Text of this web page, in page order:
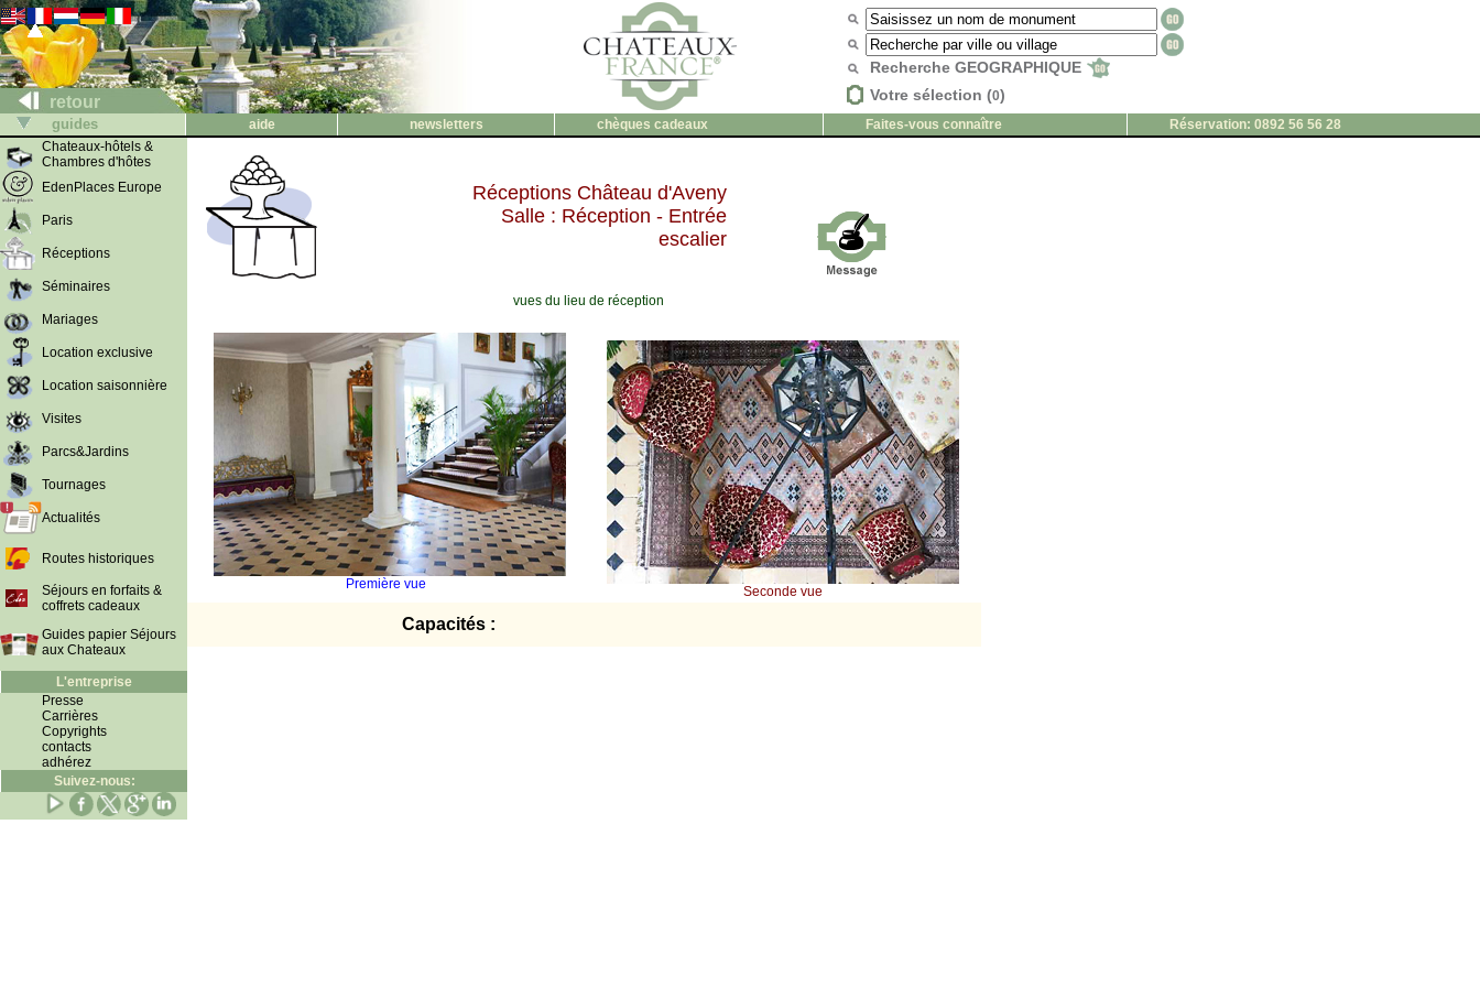
retour
Recherche GEOGRAPHIQUE
Votre sélection (0)
guides aide newsletters chèques cadeaux Faites-vous connaître
Réservation: 0892 56 56 28
Chateaux-hôtels &
Chambres d'hôtes
EdenPlaces Europe
Paris
Réceptions
Séminaires
Mariages
Location exclusive
Location saisonnière
Visites
Parcs&Jardins
Tournages
Actualités
Routes historiques
Séjours en forfaits &
coffrets cadeaux
Guides papier Séjours
aux Chateaux
L'entreprise
Presse
Carrières
Copyrights
contacts
adhérez
Suivez-nous:
Réceptions Château d'Aveny
Salle : Réception - Entrée
escalier
vues du lieu de réception
Première vue Seconde vue
Capacités :